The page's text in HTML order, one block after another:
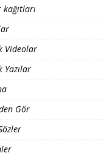
Videolar
Yazılar
Gör